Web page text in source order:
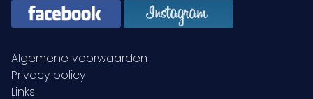
Algemene voorwaarden
Privacy policy
Links